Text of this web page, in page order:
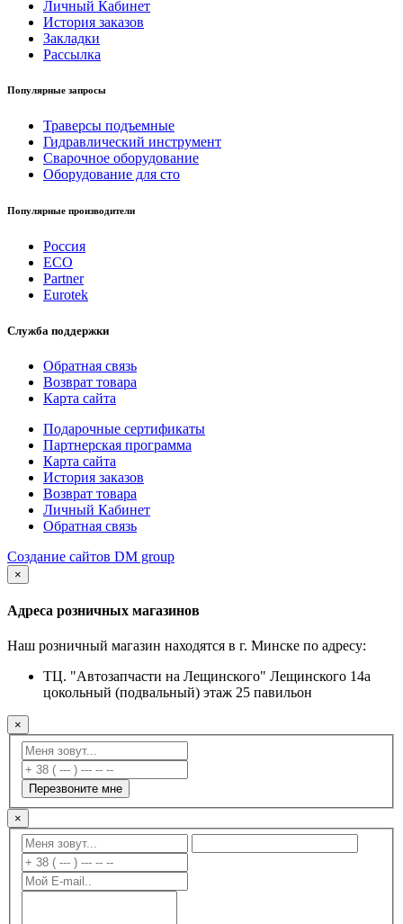
Личный Кабинет
История заказов
Закладки
Рассылка
Популярные запросы
Траверсы подъемные
Гидравлический инструмент
Сварочное оборудование
Оборудование для сто
Популярные производители
Россия
ECO
Partner
Eurotek
Служба поддержки
Обратная связь
Возврат товара
Карта сайта
Подарочные сертификаты
Партнерская программа
Карта сайта
История заказов
Возврат товара
Личный Кабинет
Обратная связь
Создание сайтов DM group
×
Адреса розничных магазинов
Наш розничный магазин находятся в г. Минске по адресу:
ТЦ. "Автозапчасти на Лещинского" Лещинского 14а
цокольный (подвальный) этаж 25 павильон
×
Перезвоните мне
×